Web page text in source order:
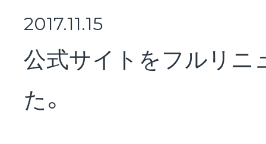
NEWS
2017.11.15
公式サイトをフルリニ
た。